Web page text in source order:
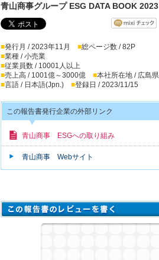
青山商事グループ ESG DATA BOOK 2023
■発行月 / 2023年11月 ■総ページ数 / 82P
■業種 / 小売業
■従業員数 / 10001人以上
■売上高 / 1001億～3000億 ■本社所在地 / 広島県
■言語 / 日本語(Jpn.) ■登録日 / 2023/11/15
この報告書発行企業の外部リンク
青山商事 ESGへの取り組み
青山商事 Webサイト